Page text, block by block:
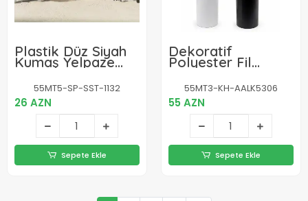
Plastik Düz Siyah
Kumaş Yelpaze
12'li Paket
55MT5-SP-SST-1132
26 AZN
Sepete Ekle
Dekoratif
Polyester Fil
Figürü Biblosu
Alk5306
55MT3-KH-AALK5306
55 AZN
Sepete Ekle